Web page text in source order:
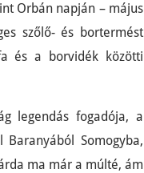
Orbán napján – május
szőlő- és bortermést
és a borvidék közötti
legendás fogadója, a
Somogyba,
ma már a múlté, ám